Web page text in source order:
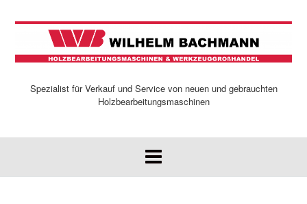
Spezialist für Verkauf und Service von neuen und gebrauchten
Holzbearbeitungsmaschinen